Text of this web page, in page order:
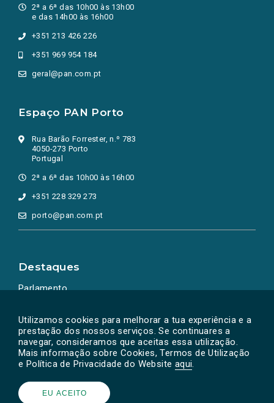
Utilizamos cookies para melhorar a tua experiência e a
prestação dos nossos serviços. Se continuares a
navegar, consideramos que aceitas essa utilização.
Mais informação sobre Cookies, Termos de Utilização
e Política de Privacidade do Website aqui.
EU ACEITO
2ª a 6ª das 10h00 às 13h00
e das 14h00 às 16h00
+351 213 426 226
+351 969 954 184
geral@pan.com.pt
Espaço PAN Porto
Rua Barão Forrester, n.º 783
4050-273 Porto
Portugal
2ª a 6ª das 10h00 às 16h00
+351 228 329 273
porto@pan.com.pt
Destaques
Parlamento
Powered by © PAN 2026